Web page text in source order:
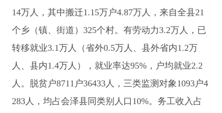
14万人，其中搬迁1.15万户4.87万人，来自全县21
个乡（镇、街道）325个村。有劳动力3.2万人，已
转移就业3.1万人（省外0.5万人、县外省内1.2万
人、县内1.4万人），就业率达95%，户均就业2.2
人。脱贫户8711户36433人，三类监测对象1093户4
283人，均占会泽县同类别人口10%。务工收入占